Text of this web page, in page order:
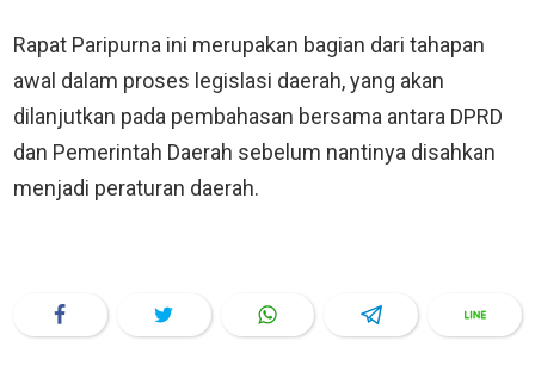
Rapat Paripurna ini merupakan bagian dari tahapan
awal dalam proses legislasi daerah, yang akan
dilanjutkan pada pembahasan bersama antara DPRD
dan Pemerintah Daerah sebelum nantinya disahkan
menjadi peraturan daerah.